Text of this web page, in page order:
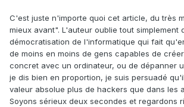
C'est juste n'importe quoi cet article, du très
mieux avant". L'auteur oublie tout simplement
démocratisation de l'informatique qui fait
de moins en moins de gens capables de
concret avec un ordinateur, ou de dépanner
je dis bien en proportion, je suis persuadé
valeur absolue plus de hackers que dans les
Soyons sérieux deux secondes et regardons